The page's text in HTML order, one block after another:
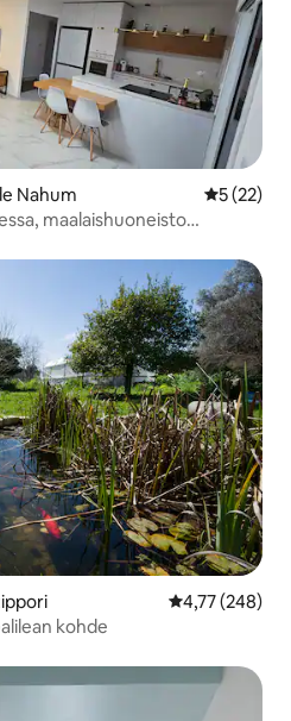
Nahum
5 (22)
maalaishuoneisto
4,77 (248)
kohde